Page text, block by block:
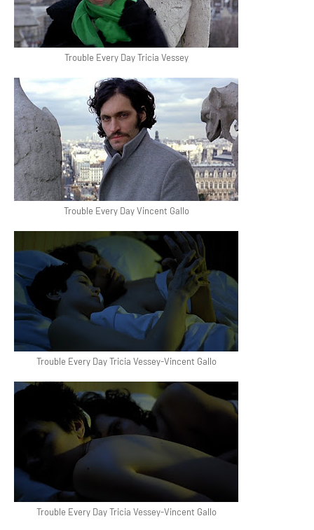
Trouble Every Day Tricia Vessey
Trouble Every Day Vincent Gallo
Trouble Every Day Tricia Vessey-Vincent Gallo
Trouble Every Day Tricia Vessey-Vincent Gallo